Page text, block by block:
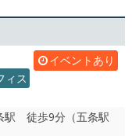
イベントあり
ィス
駅 徒歩9分（五条駅